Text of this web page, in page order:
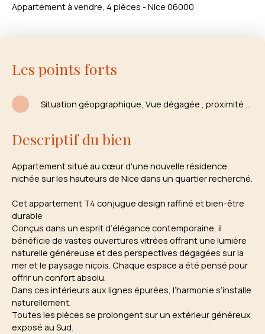
Appartement à vendre, 4 pièces - Nice 06000
Les points forts
Situation géopgraphique, Vue dégagée , proximité écoles et commerces
Descriptif du bien
Appartement situé au cœur d'une nouvelle résidence
nichée sur les hauteurs de Nice dans un quartier recherché.
Cet appartement T4 conjugue design raffiné et bien-être
durable
Conçus dans un esprit d’élégance contemporaine, il
bénéficie de vastes ouvertures vitrées offrant une lumière
naturelle généreuse et des perspectives dégagées sur la
mer et le paysage niçois. Chaque espace a été pensé pour
offrir un confort absolu.
Dans ces intérieurs aux lignes épurées, l’harmonie s’installe
naturellement.
Toutes les pièces se prolongent sur un extérieur généreux
exposé au Sud.